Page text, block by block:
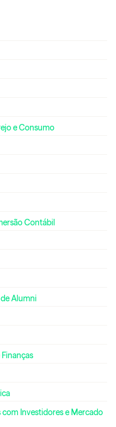
e Consumo
Contábil
de Alumni
Investidores e Mercado